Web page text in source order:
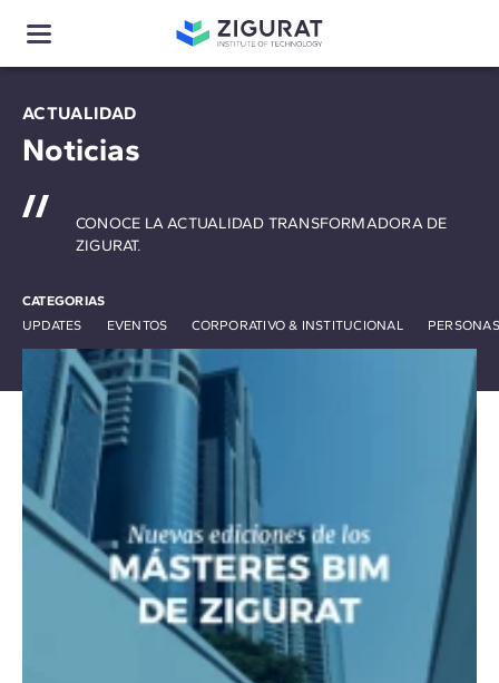
ACTUALIDAD
Noticias
CATEGORIAS
UPDATES
EVENTOS CORPORATIVO & INSTITUCIONAL
CONOCE LA ACTUALIDAD TRANSFORMADORA DE
ZIGURAT.